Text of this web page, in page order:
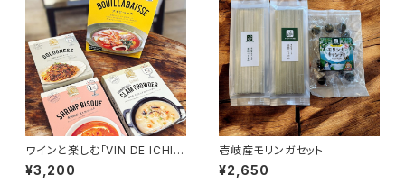
ワインと楽しむ「VIN DE ICHIZ
EN」セット
¥3,200
壱岐産モリンガセット
¥2,650